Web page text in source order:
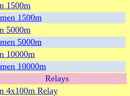
1500m
1500m
5000m
5000m
10000m
10000m
Relays
4x100m Relay